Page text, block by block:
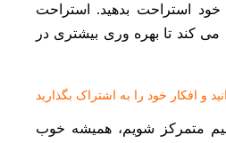
استراحت بدهید. استراحت
کند تا بهره وری بیشتری در
و افکار خود را به اشتراک بگذارید
متمرکز شویم، همیشه خوب